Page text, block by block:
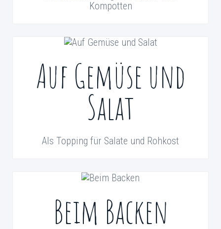
Kompotten
Auf Gemüse und
Salat
Als Topping für Salate und Rohkost
Beim Backen